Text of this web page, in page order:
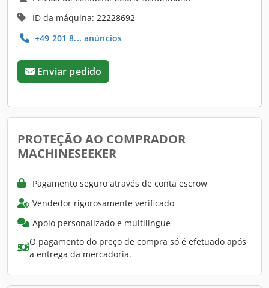
ID da máquina: 22228692
+49 201 8... anúncios
Enviar pedido
PROTEÇÃO AO COMPRADOR
MACHINESEEKER
Pagamento seguro através de conta escrow
Vendedor rigorosamente verificado
Apoio personalizado e multilingue
O pagamento do preço de compra só é efetuado após
a entrega da mercadoria.